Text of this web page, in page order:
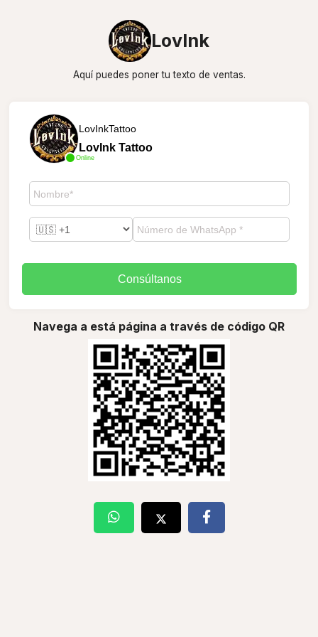
LovInk
Aquí puedes poner tu texto de ventas.
Online
LovInkTattoo
LovInk Tattoo
Consúltanos
Navega a está página a través de código QR